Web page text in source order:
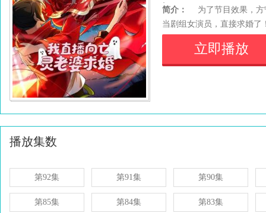
间：
简介：
为了节目效果，
当剧组女演员，直接求婚了
立即播放
播放集数
第92集 第91集 第90集
第85集 第84集 第83集